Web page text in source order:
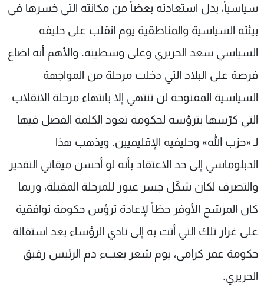
سياسياً، بدل استعادته بعضاً من مكانته التي خسرها في
بيئته السياسية والمناطقية يوم انقلب على حليفه
السياسي سعد الحريري وعلى وسطيته. والأهم أنه اضاع
فرصة على البلاد التي دخلت مرحلة من المواجهة
السياسية المفتوحة لن تنتهي إلا بانتهاء مرحلة الانقلاب
التي كرّسها بترؤسه لحكومة تعود الكلمة الفصل فيها
لـ «حزب الله» وحليفيه الإقليميين. ويذهب هذا
الدبلوماسي إلى حد الاعتقاد بأنه لو أحسن ميقاتي التقدير
والتصرف لكان شكّل جسر عبور للمرحلة المقبلة، وربما
كان المرشح الأوفر حظاً لإعادة ترؤس حكومة توافقية
على غرار تلك التي أتت به إلى نادي الرؤساء بعد استقالة
حكومة عمر كرامي، يوم شعر بعبء دم الرئيس رفيق
الحريري.